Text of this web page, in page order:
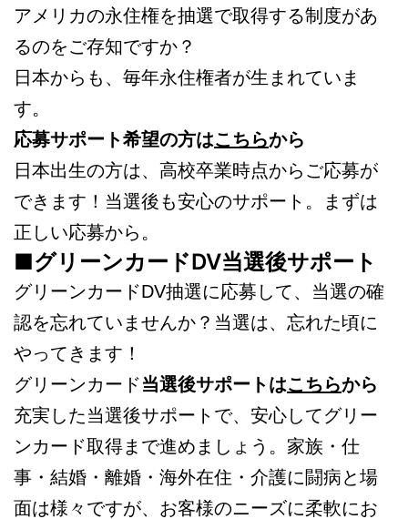
アメリカの永住権を抽選で取得する制度があ
るのをご存知ですか？
日本からも、毎年永住権者が生まれていま
す。
応募サポート希望の方はこちらから
日本出生の方は、高校卒業時点からご応募が
できます！当選後も安心のサポート。まずは
正しい応募から。
■グリーンカードDV当選後サポート
グリーンカードDV抽選に応募して、当選の確
認を忘れていませんか？当選は、忘れた頃に
やってきます！
グリーンカード当選後サポートはこちらから
充実した当選後サポートで、安心してグリー
ンカード取得まで進めましょう。家族・仕
事・結婚・離婚・海外在住・介護に闘病と場
面は様々ですが、お客様のニーズに柔軟にお